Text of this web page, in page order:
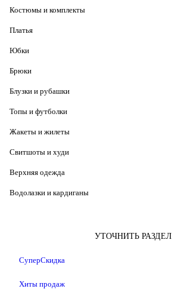
Костюмы и комплекты
Платья
Юбки
Брюки
Блузки и рубашки
Топы и футболки
Жакеты и жилеты
Свитшоты и худи
Верхняя одежда
Водолазки и кардиганы
УТОЧНИТЬ РАЗДЕЛ
СуперСкидка
Хиты продаж